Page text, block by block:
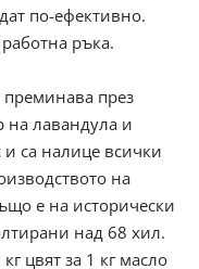
по-ефективно.
ръка.
през
на лавандула и
са налице всички
на
е на исторически
над 68 хил.
цвят за 1 кг масло